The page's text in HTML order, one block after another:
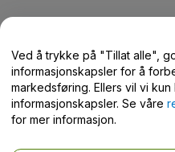
Hjelpesenter /
Ved å trykke på "Tillat alle",
informasjonskapsler for å
markedsføring. Ellers vil vi
informasjonskapsler. Se våre
for mer informasjon.